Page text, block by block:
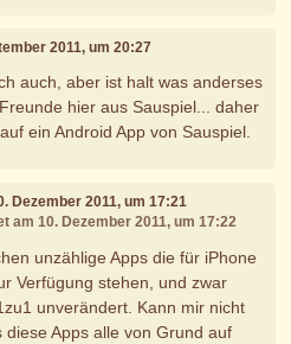
2011, um 20:27
auch, aber ist halt was anderses
hier aus Sauspiel... daher
ein Android App von Sauspiel.
Dezember 2011, um 17:21
am 10. Dezember 2011, um 17:22
unzählige Apps die für iPhone
Verfügung stehen, und zwar
unverändert. Kann mir nicht
diese Apps alle von Grund auf